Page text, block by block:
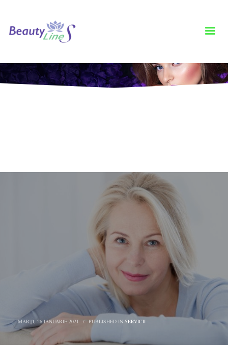
Care sunt schimbările cele mai importante
în metabolismul unei femei odată cu
instalarea menopauzei?
MARȚI, 26 IANUARIE 2021 / PUBLISHED IN SERVICII